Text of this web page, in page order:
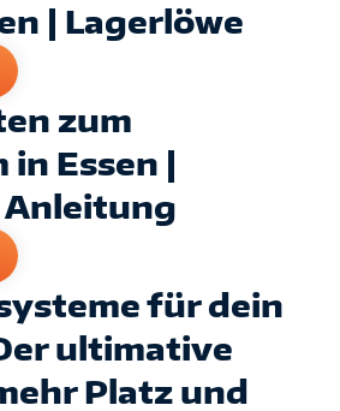
| Lagerlöwe
zum
in Essen |
Anleitung
für dein
ultimative
Platz und